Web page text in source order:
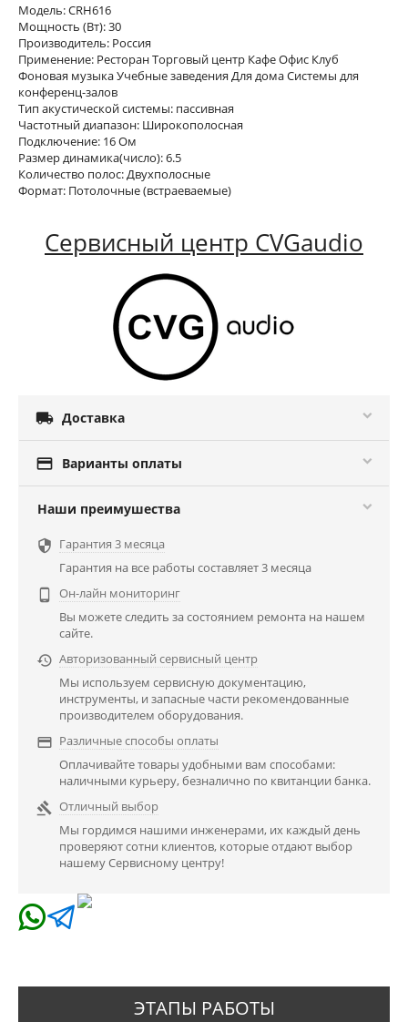
Модель: CRH616
Мощность (Вт): 30
Производитель: Россия
Применение: Ресторан Торговый центр Кафе Офис Клуб
Фоновая музыка Учебные заведения Для дома Системы для
конференц-залов
Тип акустической системы: пассивная
Частотный диапазон: Широкополосная
Подключение: 16 Ом
Размер динамика(число): 6.5
Количество полос: Двухполосные
Формат: Потолочные (встраеваемые)
Сервисный центр CVGaudio
 Доставка
 Варианты оплаты
Наши преимушества
 Гарантия 3 месяца
Гарантия на все работы составляет 3 месяца

Он-лайн мониторинг
Вы можете следить за состоянием ремонта на нашем
сайте.
 Авторизованный сервисный центр
Мы используем сервисную документацию,
инструменты, и запасные части рекомендованные
производителем оборудования.
 Различные способы оплаты
Оплачивайте товары удобными вам способами:
наличными курьеру, безналично по квитанции банка.
 Отличный выбор
Мы гордимся нашими инженерами, их каждый день
проверяют сотни клиентов, которые отдают выбор
нашему Сервисному центру!
ЭТАПЫ РАБОТЫ